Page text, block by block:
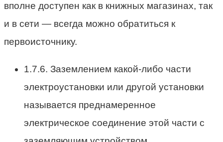
вполне доступен как в книжных магазинах, так
и в сети — всегда можно обратиться к
первоисточнику.
1.7.6. Заземлением какой-либо части
электроустановки или другой установки
называется преднамеренное
электрическое соединение этой части с